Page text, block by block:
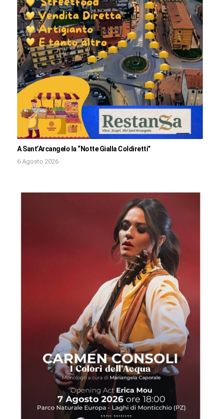
A Sant’Arcangelo la “Notte Gialla Coldiretti”
6 Agosto 2026